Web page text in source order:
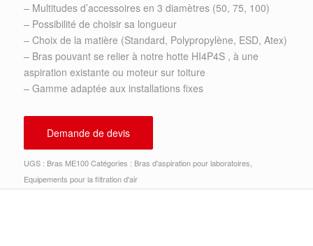
– Multitudes d’accessoires en 3 diamètres (50, 75, 100)
– Possibilité de choisir sa longueur
– Choix de la matière (Standard, Polypropylène, ESD, Atex)
– Bras pouvant se relier à notre hotte HI4P4S , à une
aspiration existante ou moteur sur toiture
– Gamme adaptée aux installations fixes
Demande de devis
UGS : Bras ME100 Catégories : Bras d'aspiration pour laboratoires
Equipements pour la filtration d'air